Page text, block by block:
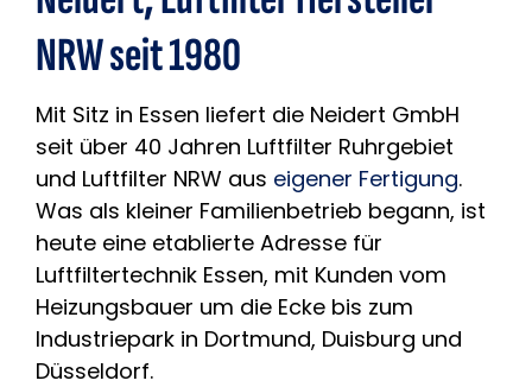
NRW seit 1980
Mit Sitz in Essen liefert die Neidert GmbH
seit über 40 Jahren Luftfilter Ruhrgebiet
und Luftfilter NRW aus eigener Fertigung.
Was als kleiner Familienbetrieb begann, ist
heute eine etablierte Adresse für
Luftfiltertechnik Essen, mit Kunden vom
Heizungsbauer um die Ecke bis zum
Industriepark in Dortmund, Duisburg und
Düsseldorf.